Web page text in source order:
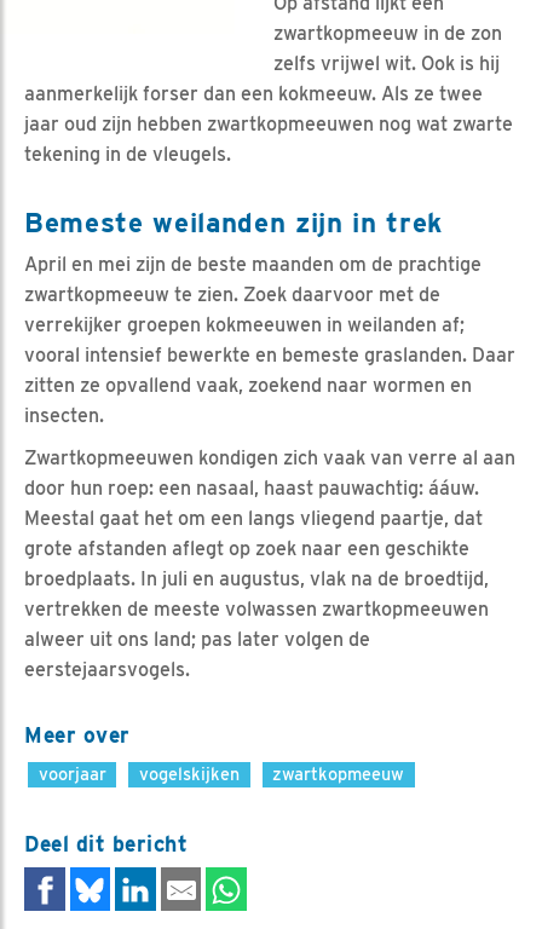
zwartkopmeeuw in de zon
zelfs vrijwel wit. Ook is hij
aanmerkelijk forser dan een kokmeeuw. Als ze twee
jaar oud zijn hebben zwartkopmeeuwen nog wat zwarte
tekening in de vleugels.
Bemeste weilanden zijn in trek
April en mei zijn de beste maanden om de prachtige
zwartkopmeeuw te zien. Zoek daarvoor met de
verrekijker groepen kokmeeuwen in weilanden af;
vooral intensief bewerkte en bemeste graslanden. Daar
zitten ze opvallend vaak, zoekend naar wormen en
insecten.
Zwartkopmeeuwen kondigen zich vaak van verre al aan
door hun roep: een nasaal, haast pauwachtig: ááuw.
Meestal gaat het om een langs vliegend paartje, dat
grote afstanden aflegt op zoek naar een geschikte
broedplaats. In juli en augustus, vlak na de broedtijd,
vertrekken de meeste volwassen zwartkopmeeuwen
alweer uit ons land; pas later volgen de
eerstejaarsvogels.
Meer over
voorjaar vogelskijken zwartkopmeeuw
Deel dit bericht